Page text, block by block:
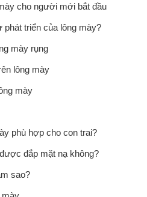
cho người mới bắt đầu
triển của lông mày?
mày rụng
lông mày
mày
phù hợp cho con trai?
đắp mặt nạ không?
sao?